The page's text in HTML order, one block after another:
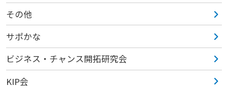
その他
サポかな
ビジネス・チャンス開拓研究会
KIP会